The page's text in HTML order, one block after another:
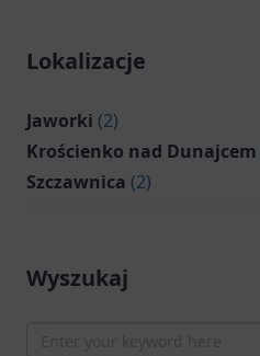
Lokalizacje
Jaworki (2)
Krościenko nad Dunajcem
Szczawnica (2)
Wyszukaj